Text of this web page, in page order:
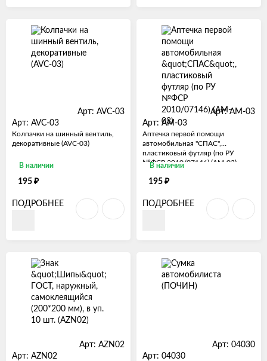
Арт: AVC-03
Арт: AVC-03
Колпачки на шинный вентиль,
декоративные (AVC-03)
В наличии
195 ₽
ПОДРОБНЕЕ
Арт: AM-03
Арт: AM-03
Аптечка первой помощи
автомобильная "СПАС",
пластиковый футляр (по РУ
№ФСР 2010/07146) (AM-03)
В наличии
195 ₽
ПОДРОБНЕЕ
Арт: AZN02
Арт: AZN02
Арт: 04030
Арт: 04030